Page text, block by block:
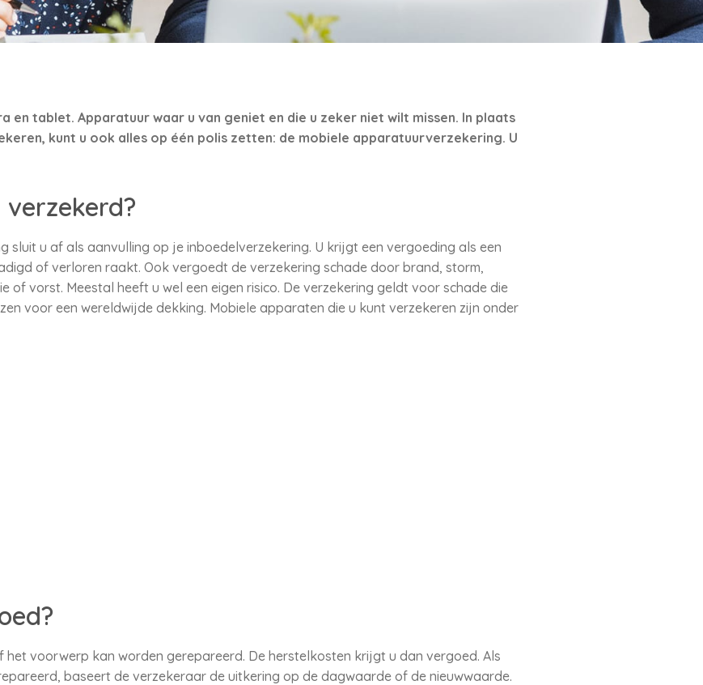
en tablet. Apparatuur waar u van geniet en die u zeker niet wilt missen. In plaats
kunt u ook alles op één polis zetten: de mobiele apparatuurverzekering. U
sluit u af als aanvulling op je inboedelverzekering. U krijgt een vergoeding als een
of verloren raakt. Ook vergoedt de verzekering schade door brand, storm,
of vorst. Meestal heeft u wel een eigen risico. De verzekering geldt voor schade die
voor een wereldwijde dekking. Mobiele apparaten die u kunt verzekeren zijn onder
voorwerp kan worden gerepareerd. De herstelkosten krijgt u dan vergoed. Als
baseert de verzekeraar de uitkering op de dagwaarde of de nieuwwaarde.